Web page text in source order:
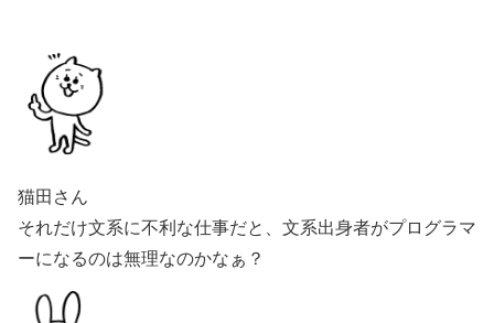
猫田さん
それだけ文系に不利な仕事だと、文系出身者がプログラマ
ーになるのは無理なのかなぁ？